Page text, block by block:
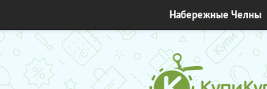
Набережные Челны